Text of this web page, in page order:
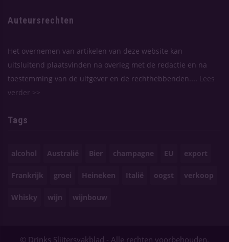
Auteursrechten
Het overnemen van artikelen van deze website kan
uitsluitend plaatsvinden na overleg met de redactie en na
toestemming van de uitgever en de rechthebbenden.... Lees
verder >>
Tags
alcohol Australië Bier champagne EU export
Frankrijk groei Heineken Italië oogst verkoop
Whisky wijn wijnbouw
© Drinks Slijtersvakblad - Alle rechten voorbehouden.